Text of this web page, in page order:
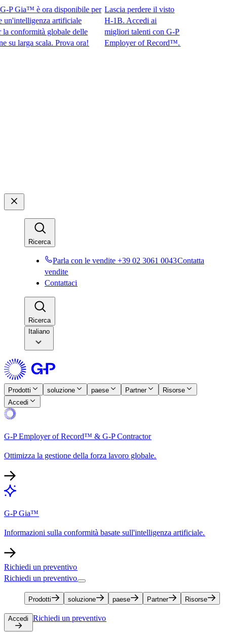
è ora disponibile per
artificiale
globale delle
larga scala. Prova ora!​​
Lascia perdere il visto
H-1B. Accedi ai
migliori talenti con G-P
Employer of Record™.​​
Ricerca​​
Parla con le vendite +39 02 3061 0043​​Contatta
vendite​​
Contattaci​​
Ricerca​​
Italiano
Prodotti​​ soluzione​​ paese​​ Partner​​
Risorse​​
Accedi​​
G-P Employer of Record™ & G-P Contractor​​
Ottimizza la gestione della forza lavoro globale.​​
G-P Gia™​​
Informazioni sulla conformità basate sull'intelligenza artificiale.​​
Richiedi un preventivo​​
Richiedi un preventivo​​
Prodotti​​ soluzione​​ paese​​ Partner​​ Risorse​​
Accedi​​ Richiedi un preventivo​​